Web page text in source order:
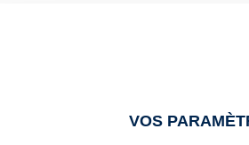
d’utilisation des
VOS